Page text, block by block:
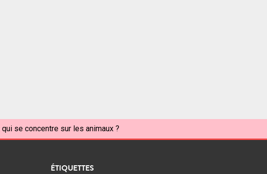
se concentre sur les animaux ?
ÉTIQUETTES